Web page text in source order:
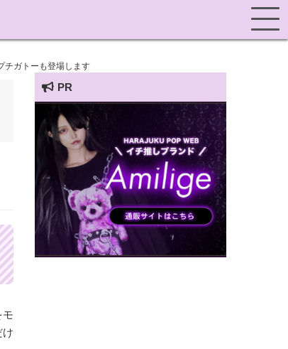
チガトーも登場します
モ
け
PR
HARAJUKU POP TV